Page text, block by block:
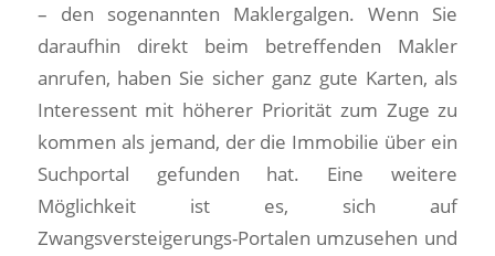
– den sogenannten Maklergalgen. Wenn Sie
daraufhin direkt beim betreffenden Makler
anrufen, haben Sie sicher ganz gute Karten, als
Interessent mit höherer Priorität zum Zuge zu
kommen als jemand, der die Immobilie über ein
Suchportal gefunden hat. Eine weitere
Möglichkeit ist es, sich auf
Zwangsversteigerungs-Portalen umzusehen und